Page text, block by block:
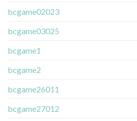
bcgame02023
bcgame03025
bcgame1
bcgame2
bcgame26011
bcgame27012